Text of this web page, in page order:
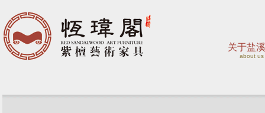
关于盐
about us